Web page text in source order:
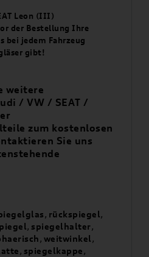
Leon (III)
der Bestellung Ihre
bei jedem Fahrzeug
gibt!
weitere
/ VW / SEAT /
zum kostenlosen
Sie uns
, rückspiegel,
, spiegelhalter,
, weitwinkel,
, spiegelkappe,